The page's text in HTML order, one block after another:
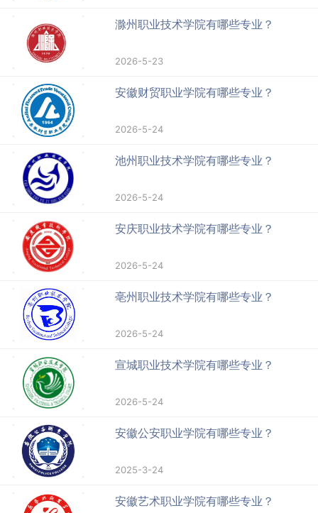
滁州职业技术学院有哪些专业？
2026-5-23
安徽财贸职业学院有哪些专业？
2026-5-24
池州职业技术学院有哪些专业？
2026-5-24
安庆职业技术学院有哪些专业？
2026-5-24
亳州职业技术学院有哪些专业？
2026-5-24
宣城职业技术学院有哪些专业？
2026-5-24
安徽公安职业学院有哪些专业？
2025-3-24
安徽艺术职业学院有哪些专业？